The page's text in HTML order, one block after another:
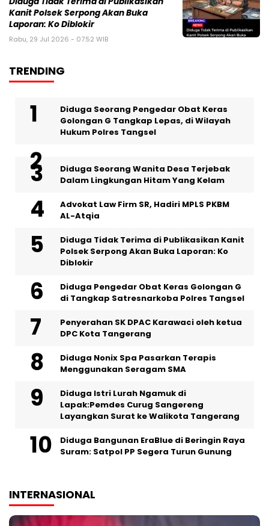
Kanit Polsek Serpong Akan Buka
Laporan: Ko Diblokir
Rabu, 29 Jul 2026 - 07:52 WIB
TRENDING
‎Diduga Seorang Pengedar Obat Keras
Golongan G Tangkap Lepas, di Wilayah
Hukum Polres Tangsel
‎Diduga Seorang Wanita Desa Terjebak
Dalam Lingkungan Hitam Yang Kelam
Advokat Law Firm SR, Hadiri MPLS PKBM
AL-Atqia
Diduga Tidak Terima di Publikasikan Kanit
Polsek Serpong Akan Buka Laporan: Ko
Diblokir
Diduga Pengedar Obat Keras Golongan G
di Tangkap Satresnarkoba Polres Tangsel
Penyerahan SK DPAC Karawaci oleh ketua
DPC Kota Tangerang
‎Diduga Nonix Spa Pasarkan Terapis
Menggunakan Seragam SMA
‎Diduga Istri Lurah Ngamuk di
Lapak:Pemdes Curug Sangereng
Layangkan Surat ke Walikota Tangerang
Diduga Bangunan EraBlue di Beringin Raya
Suram: Satpol PP Segera Turun Gunung
INTERNASIONAL